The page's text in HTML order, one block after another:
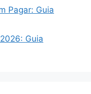
Pagar: Guia
Guia